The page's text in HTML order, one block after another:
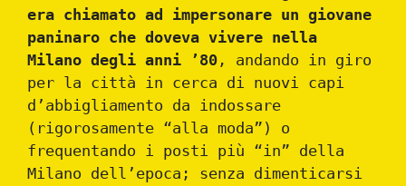
era chiamato ad impersonare un giovane
paninaro che doveva vivere nella
Milano degli anni ’80 , andando in giro
per la città in cerca di nuovi capi
d’abbigliamento da indossare
(rigorosamente “alla moda”) o
frequentando i posti più “in” della
Milano dell’epoca; senza dimenticarsi